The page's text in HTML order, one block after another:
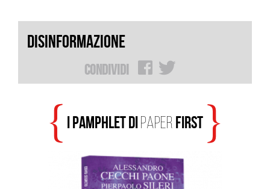
DISINFORMAZIONE
Condividi
I PAMPHLET DIPAPER FIRST